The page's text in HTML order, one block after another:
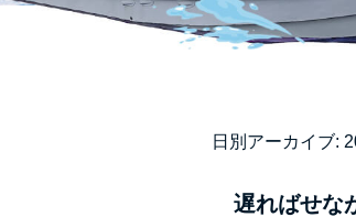
日別アーカイブ:
遅ればせな